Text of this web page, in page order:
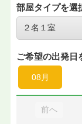
部屋タイプを選
ご希望の出発日
08月
前へ